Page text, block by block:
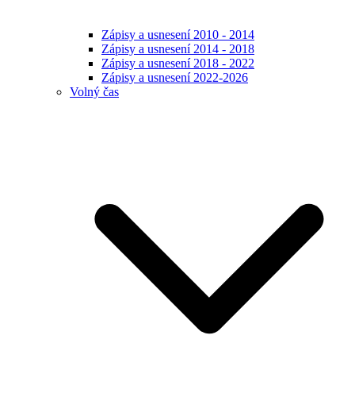
Zápisy a usnesení 2010 - 2014
Zápisy a usnesení 2014 - 2018
Zápisy a usnesení 2018 - 2022
Zápisy a usnesení 2022-2026
Volný čas